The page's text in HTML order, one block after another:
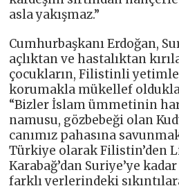
asla yakışmaz.”
Cumhurbaşkanı Erdoğan,
açlıktan ve hastalıktan
çocukların, Filistinli
korumakla mükellef
“Bizler İslam ümmetinin
namusu, gözbebeği olan
canımız pahasına
Türkiye olarak Filistin’den
Karabağ’dan Suriye’ye
farklı yerlerindeki